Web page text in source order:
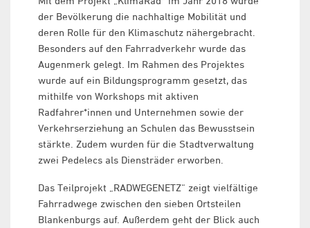
der Bevölkerung die nachhaltige Mobilität und
deren Rolle für den Klimaschutz nähergebracht.
Besonders auf den Fahrradverkehr wurde das
Augenmerk gelegt. Im Rahmen des Projektes
wurde auf ein Bildungsprogramm gesetzt, das
mithilfe von Workshops mit aktiven
Radfahrer*innen und Unternehmen sowie der
Verkehrserziehung an Schulen das Bewusstsein
stärkte. Zudem wurden für die Stadtverwaltung
zwei Pedelecs als Diensträder erworben.
Das Teilprojekt „RADWEGENETZ“ zeigt vielfältige
Fahrradwege zwischen den sieben Ortsteilen
Blankenburgs auf. Außerdem geht der Blick auch